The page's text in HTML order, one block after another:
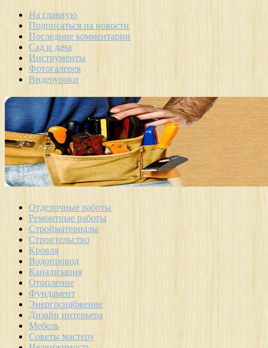
На главную
Подписаться на новости
Последние комментарии
Сад и дача
Инструменты
Фотогалерея
Видеоуроки
Отделочные работы
Ремонтные работы
Стройматериалы
Строительство
Кровля
Водопровод
Канализация
Отопление
Фундамент
Энергоснабжение
Дизайн интерьера
Мебель
Советы мастеру